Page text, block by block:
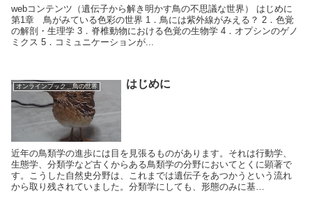
webコンテンツ（遺伝子から解き明かす鳥の不思議な世界） はじめに
第1章 鳥がみている色彩の世界 1．鳥には紫外線がみえる？ 2．色覚
の解剖・生理学 3．脊椎動物における色覚の生物学 4．オプシンのゲノ
ミクス 5．コミュニケーションが...
オンラインブック＿鳥の世界 はじめに
近年の鳥類学の進歩には目を見張るものがあります。それは行動学、
生態学、分類学など古くからある鳥類学の分野においてとくに顕著で
す。こうした自然史分野は、これまでは遺伝子をあつかうという流れ
から取り残されていました。分類学にしても、形態のみに基…